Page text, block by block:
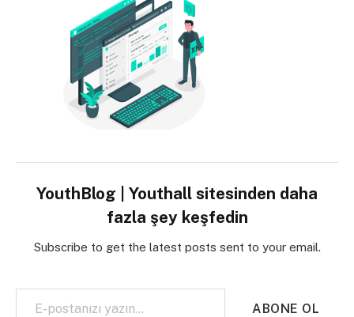
YouthBlog | Youthall sitesinden daha
fazla şey keşfedin
Subscribe to get the latest posts sent to your email.
E-postanızı yazın…
ABONE OL